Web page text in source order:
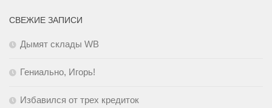
СВЕЖИЕ ЗАПИСИ
Дымят склады WB
Гениально, Игорь!
Избавился от трех кредиток